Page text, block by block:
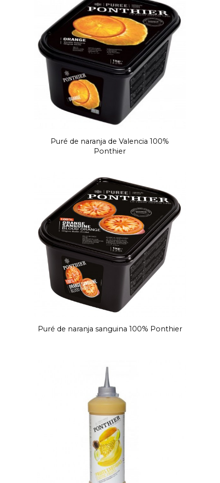
Puré de naranja de Valencia 100%
Ponthier
Puré de naranja sanguina 100% Ponthier